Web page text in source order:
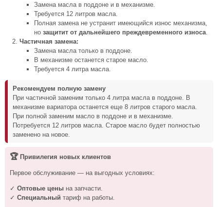
Замена масла в поддоне и в механизме.
Требуется 12 литров масла.
Полная замена не устранит имеющийся износ механизма,
но защитит от дальнейшего преждевременного износа.
Частичная замена:
Замена масла только в поддоне.
В механизме останется старое масло.
Требуется 4 литра масла.
Рекомендуем полную замену
При частичной заменим только 4 литра масла в поддоне. В
механизме вариатора останется еще 8 литров старого масла.
При полной заменим масло в поддоне и в механизме.
Потребуется 12 литров масла. Старое масло будет полностью
заменено на новое.
🏆Привилегия новых клиентов
Первое обслуживание — на выгодных условиях:
✓ Оптовые цены на запчасти.
✓ Специальный тариф на работы.